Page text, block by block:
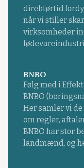
direktørtid
når vi stiller
virksomheder
BNBO
Følg med i
BNBO
Her samler vi
om regler,
BNBO har stor
landmænd, og